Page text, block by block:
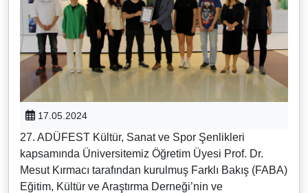
17.05.2024
27. ADÜFEST Kültür, Sanat ve Spor Şenlikleri
kapsamında Üniversitemiz Öğretim Üyesi Prof. Dr.
Mesut Kırmacı tarafından kurulmuş Farklı Bakış (FABA)
Eğitim, Kültür ve Araştırma Derneği’nin ve